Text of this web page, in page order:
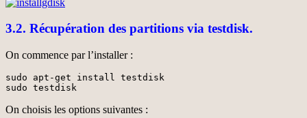
3.2. Récupération des partitions via testdisk.
On commence par l’installer :
sudo apt-get install testdisk
sudo testdisk
On choisis les options suivantes :